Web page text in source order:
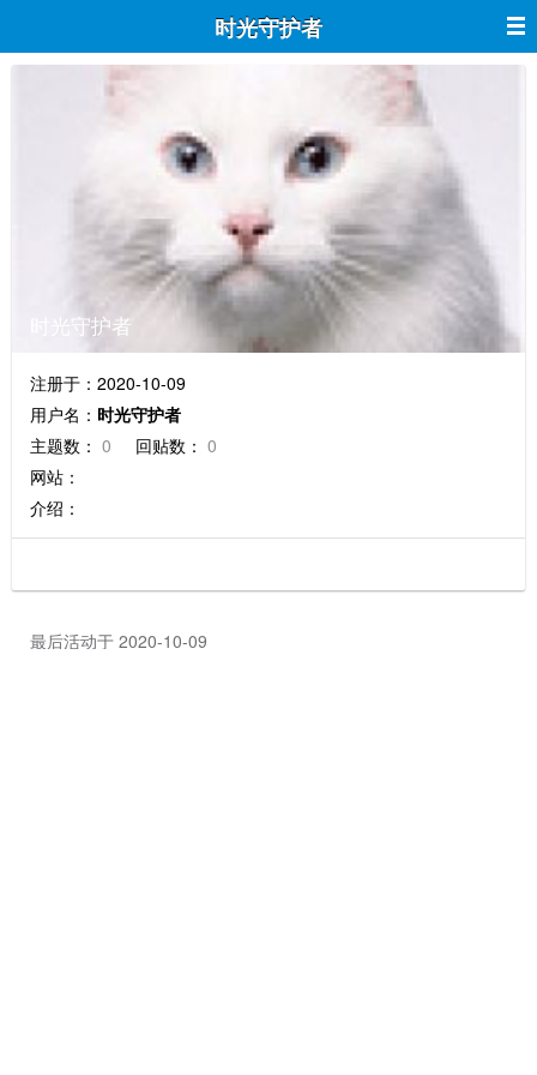
时光守护者
时光守护者
注册于：2020-10-09
用户名： 时光守护者
主题数： 0 回贴数： 0
网站：
介绍：
最后活动于 2020-10-09